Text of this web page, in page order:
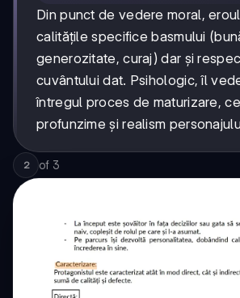
Din punct de vedere moral,
calitățile specifice basmului
generozitate, curaj) dar și
cuvântului dat. Psihologic, îl
întregul proces de maturizare,
profunzime și realism
2 of 3